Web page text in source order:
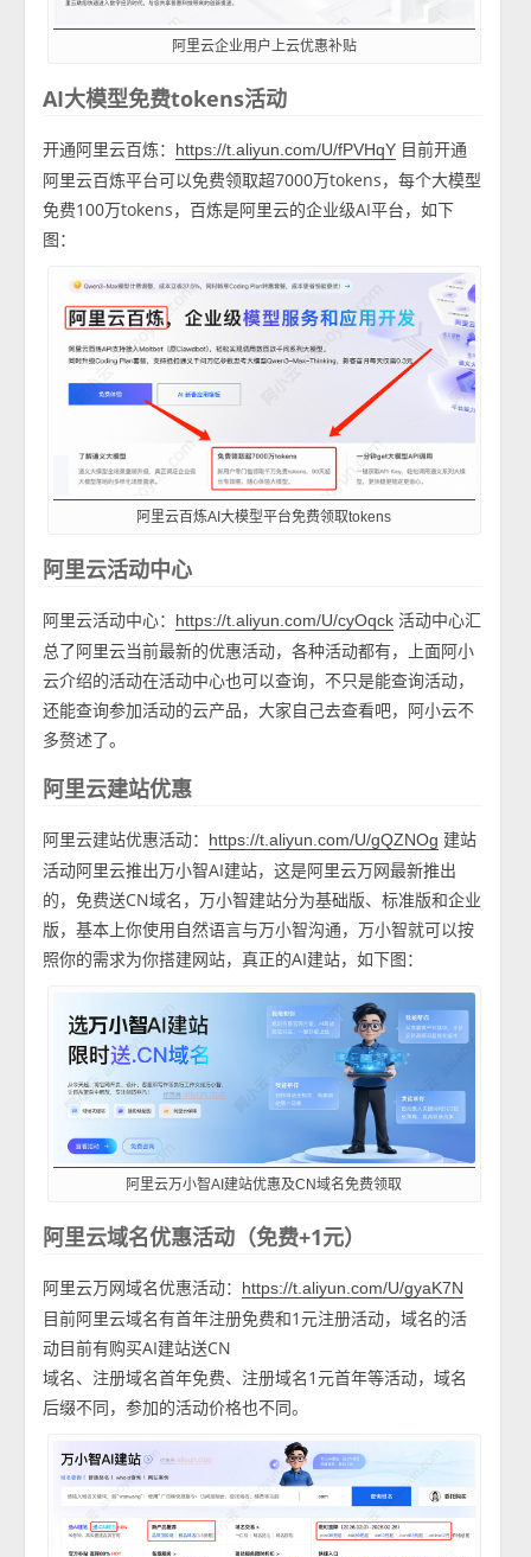
阿里云企业用户上云优惠补贴
AI大模型免费tokens活动
开通阿里云百炼： https://t.aliyun.com/U/fPVHqY 目前开通
阿里云百炼平台可以免费领取超7000万tokens，每个大模型
免费100万tokens，百炼是阿里云的企业级AI平台，如下
图：
阿里云百炼AI大模型平台免费领取tokens
阿里云活动中心
阿里云活动中心： https://t.aliyun.com/U/cyOqck 活动中心汇
总了阿里云当前最新的优惠活动，各种活动都有，上面阿小
云介绍的活动在活动中心也可以查询，不只是能查询活动，
还能查询参加活动的云产品，大家自己去查看吧，阿小云不
多赘述了。
阿里云建站优惠
阿里云建站优惠活动： https://t.aliyun.com/U/gQZNOg 建站
活动阿里云推出万小智AI建站，这是阿里云万网最新推出
的，免费送CN域名，万小智建站分为基础版、标准版和企业
版，基本上你使用自然语言与万小智沟通，万小智就可以按
照你的需求为你搭建网站，真正的AI建站，如下图：
阿里云万小智AI建站优惠及CN域名免费领取
阿里云域名优惠活动（免费+1元）
阿里云万网域名优惠活动： https://t.aliyun.com/U/gyaK7N
目前阿里云域名有首年注册免费和1元注册活动，域名的活
动目前有购买AI建站送CN
域名、注册域名首年免费、注册域名1元首年等活动，域名
后缀不同，参加的活动价格也不同。